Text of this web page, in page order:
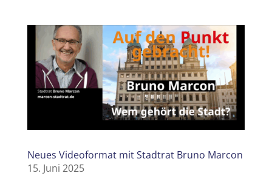
Neues Videoformat mit Stadtrat Bruno Marcon
15. Juni 2025